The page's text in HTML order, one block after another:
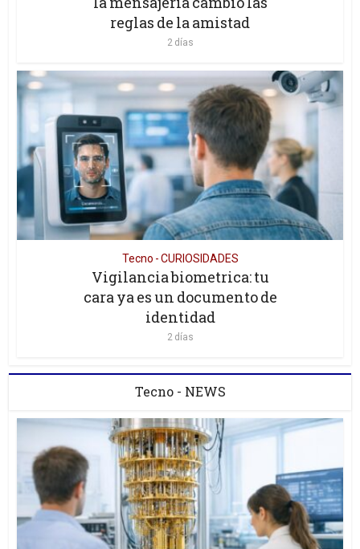
reglas de la amistad
2 días
Tecno - CURIOSIDADES
Vigilancia biometrica: tu
cara ya es un documento de
identidad
2 días
Tecno - NEWS